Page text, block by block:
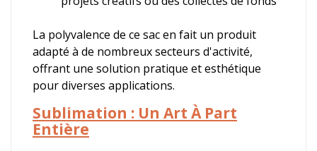
La polyvalence de ce sac en fait un produit
adapté à de nombreux secteurs d'activité,
offrant une solution pratique et esthétique
pour diverses applications.
Sublimation : Un Art À Part
Entière